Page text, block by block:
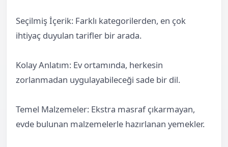
Seçilmiş İçerik: Farklı kategorilerden, en çok
ihtiyaç duyulan tarifler bir arada.
Kolay Anlatım: Ev ortamında, herkesin
zorlanmadan uygulayabileceği sade bir dil.
Temel Malzemeler: Ekstra masraf çıkarmayan,
evde bulunan malzemelerle hazırlanan yemekler.